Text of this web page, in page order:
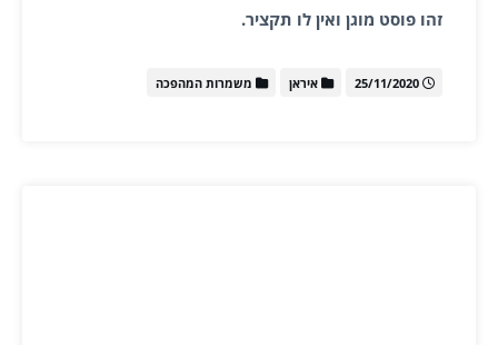
זהו פוסט מוגן ואין לו תקציר.
25/11/2020 איראן משמרות המהפכה